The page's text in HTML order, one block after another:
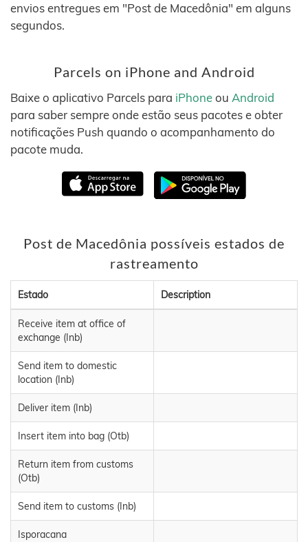
envios entregues em "Post de Macedônia" em alguns
segundos.
Parcels on iPhone and Android
Baixe o aplicativo Parcels para iPhoneou Android
para saber sempre onde estão seus pacotes e obter
notificações Push quando o acompanhamento do
pacote muda.
Post de Macedônia possíveis estados de
rastreamento
Estado Description
Receive item at office of
exchange (Inb)
Send item to domestic
location (Inb)
Deliver item (Inb)
Insert item into bag (Otb)
Return item from customs
(Otb)
Send item to customs (Inb)
Isporacana